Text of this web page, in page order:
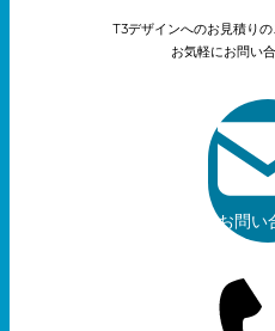
T3デザインへのお見積りの
お気軽にお問い
お問い